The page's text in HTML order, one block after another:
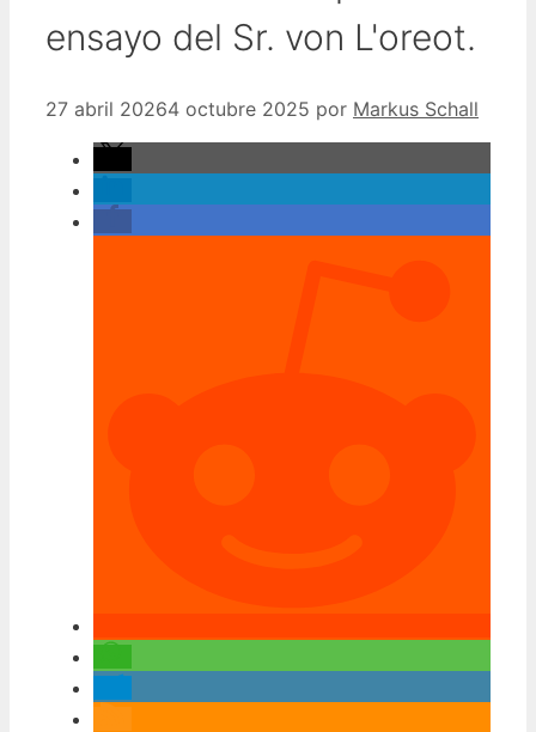
ensayo del Sr. von L'oreot.
27 abril 20264 octubre 2025 por Markus Schall